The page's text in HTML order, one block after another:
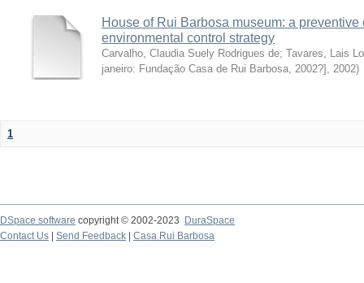
House of Rui Barbosa museum: a
environmental control strategy
Carvalho, Claudia Suely Rodrigues de; Tavares, Lais
janeiro: Fundação Casa de Rui Barbosa, 2002?] , 2002)
1
DSpace software copyright © 2002-2023
DuraSpace
Contact Us
Send Feedback Casa Rui Barbosa